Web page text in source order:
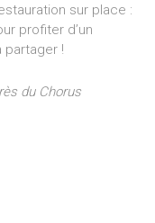
sur place :
profiter d’un
!
du Chorus